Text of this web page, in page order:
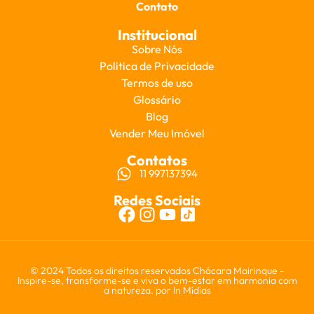
Contato
Institucional
Sobre Nós
Politica de Privacidade
Termos de uso
Glossário
Blog
Vender Meu Imóvel
Contatos
11 997137394
Redes Sociais
© 2024 Todos os direitos reservados Chácara Mairinque -
Inspire-se, transforme-se e viva o bem-estar em harmonia com
a natureza. por In Mídias